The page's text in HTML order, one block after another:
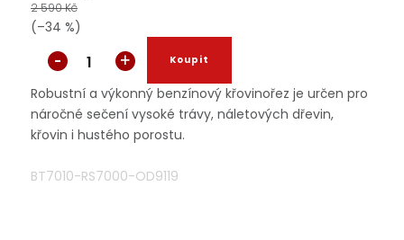
2 590 Kč
(–34 %)
Robustní a výkonný benzínový křovinořez je určen pro
náročné sečení vysoké trávy, náletových dřevin,
křovin i hustého porostu.
BT7010-RS7000-OD9119